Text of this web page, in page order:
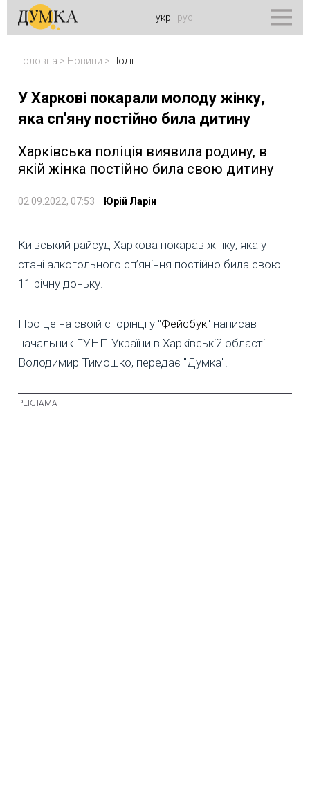
укр рус
Головна > Новини > Події
У Харкові покарали молоду жінку,
яка сп'яну постійно била дитину
Харківська поліція виявила родину, в
якій жінка постійно била свою дитину
02.09.2022, 07:53 Юрій Ларін
Київський райсуд Харкова покарав жінку, яка у
стані алкогольного сп’яніння постійно била свою
11-річну доньку.
Про це на своїй сторінці у "Фейсбук" написав
начальник ГУНП України в Харківській області
Володимир Тимошко, передає "Думка".